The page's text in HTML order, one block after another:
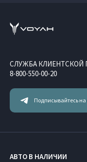
Подписывайтесь
СЛУЖБА
8-800-550-00-20
АВТО В НАЛИЧИИ